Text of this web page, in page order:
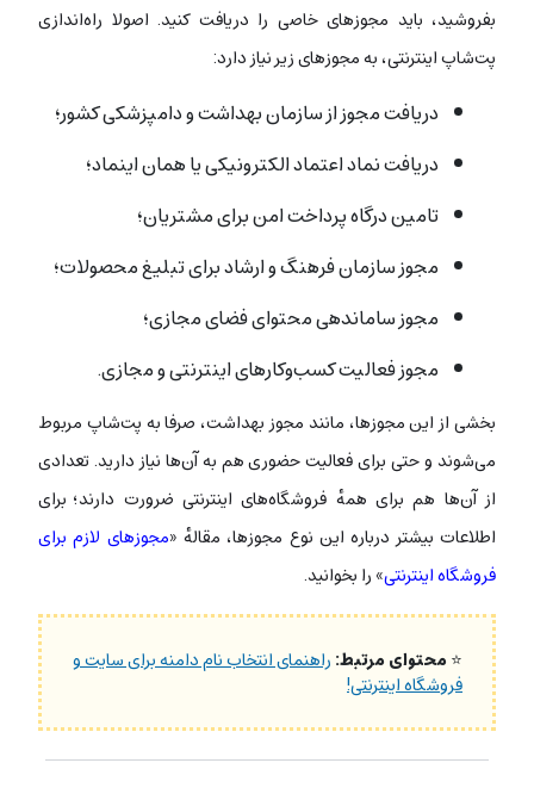
بفروشید، باید مجوزهای خاصی را دریافت کنید. اصولا راه‌اندازی
پت‌شاپ اینترنتی، به مجوزهای زیر نیاز دارد:
دریافت مجوز از سازمان بهداشت و دامپزشکی کشور؛
دریافت نماد اعتماد الکترونیکی یا همان اینماد؛
تامین درگاه پرداخت امن برای مشتریان؛
مجوز سازمان فرهنگ و ارشاد برای تبلیغ محصولات؛
مجوز ساماندهی محتوای فضای مجازی؛
مجوز فعالیت کسب‌وکارهای اینترنتی و مجازی.
بخشی از این مجوزها، مانند مجوز بهداشت، صرفا به پت‌شاپ مربوط
می‌شوند و حتی برای فعالیت حضوری هم به آن‌ها نیاز دارید. تعدادی
از آن‌ها هم برای همهٔ فروشگاه‌های اینترنتی ضرورت دارند؛ برای
اطلاعات بیشتر درباره این نوع مجوزها، مقالهٔ «مجوز‌های لازم برای
فروشگاه اینترنتی» را بخوانید.
⭐محتوای مرتبط:راهنمای انتخاب نام دامنه برای سایت و
فروشگاه اینترنتی!